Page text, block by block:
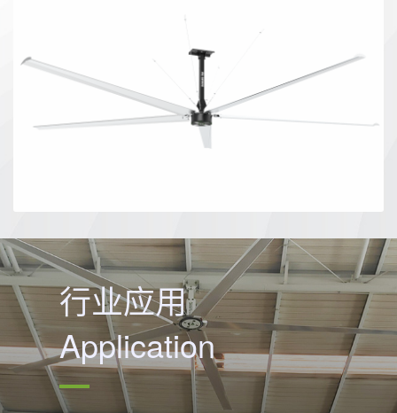
行业应用
Application